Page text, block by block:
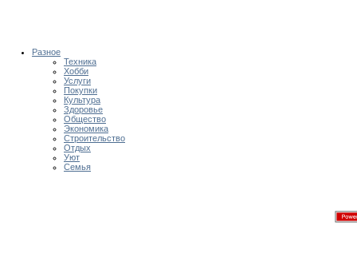
Разное
Техника
Хобби
Услуги
Покупки
Культура
Здоровье
Общество
Экономика
Строительство
Отдых
Уют
Семья